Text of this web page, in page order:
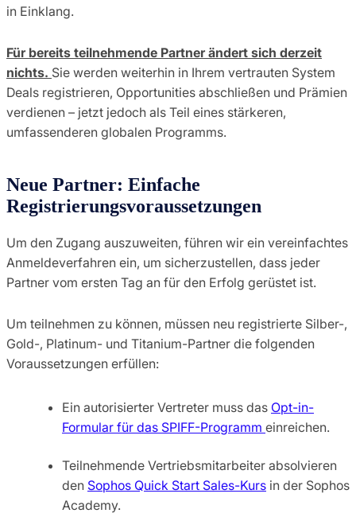
in Einklang.
Für bereits teilnehmende Partner ändert sich derzeit
nichts. Sie werden weiterhin in Ihrem vertrauten System
Deals registrieren, Opportunities abschließen und Prämien
verdienen – jetzt jedoch als Teil eines stärkeren,
umfassenderen globalen Programms.
Neue Partner: Einfache
Registrierungsvoraussetzungen
Um den Zugang auszuweiten, führen wir ein vereinfachtes
Anmeldeverfahren ein, um sicherzustellen, dass jeder
Partner vom ersten Tag an für den Erfolg gerüstet ist.
Um teilnehmen zu können, müssen neu registrierte Silber-,
Gold-, Platinum- und Titanium-Partner die folgenden
Voraussetzungen erfüllen:
Ein autorisierter Vertreter muss das Opt-in-
Formular für das SPIFF-Programm einreichen.
Teilnehmende Vertriebsmitarbeiter absolvieren
den Sophos Quick Start Sales-Kurs in der Sophos
Academy.